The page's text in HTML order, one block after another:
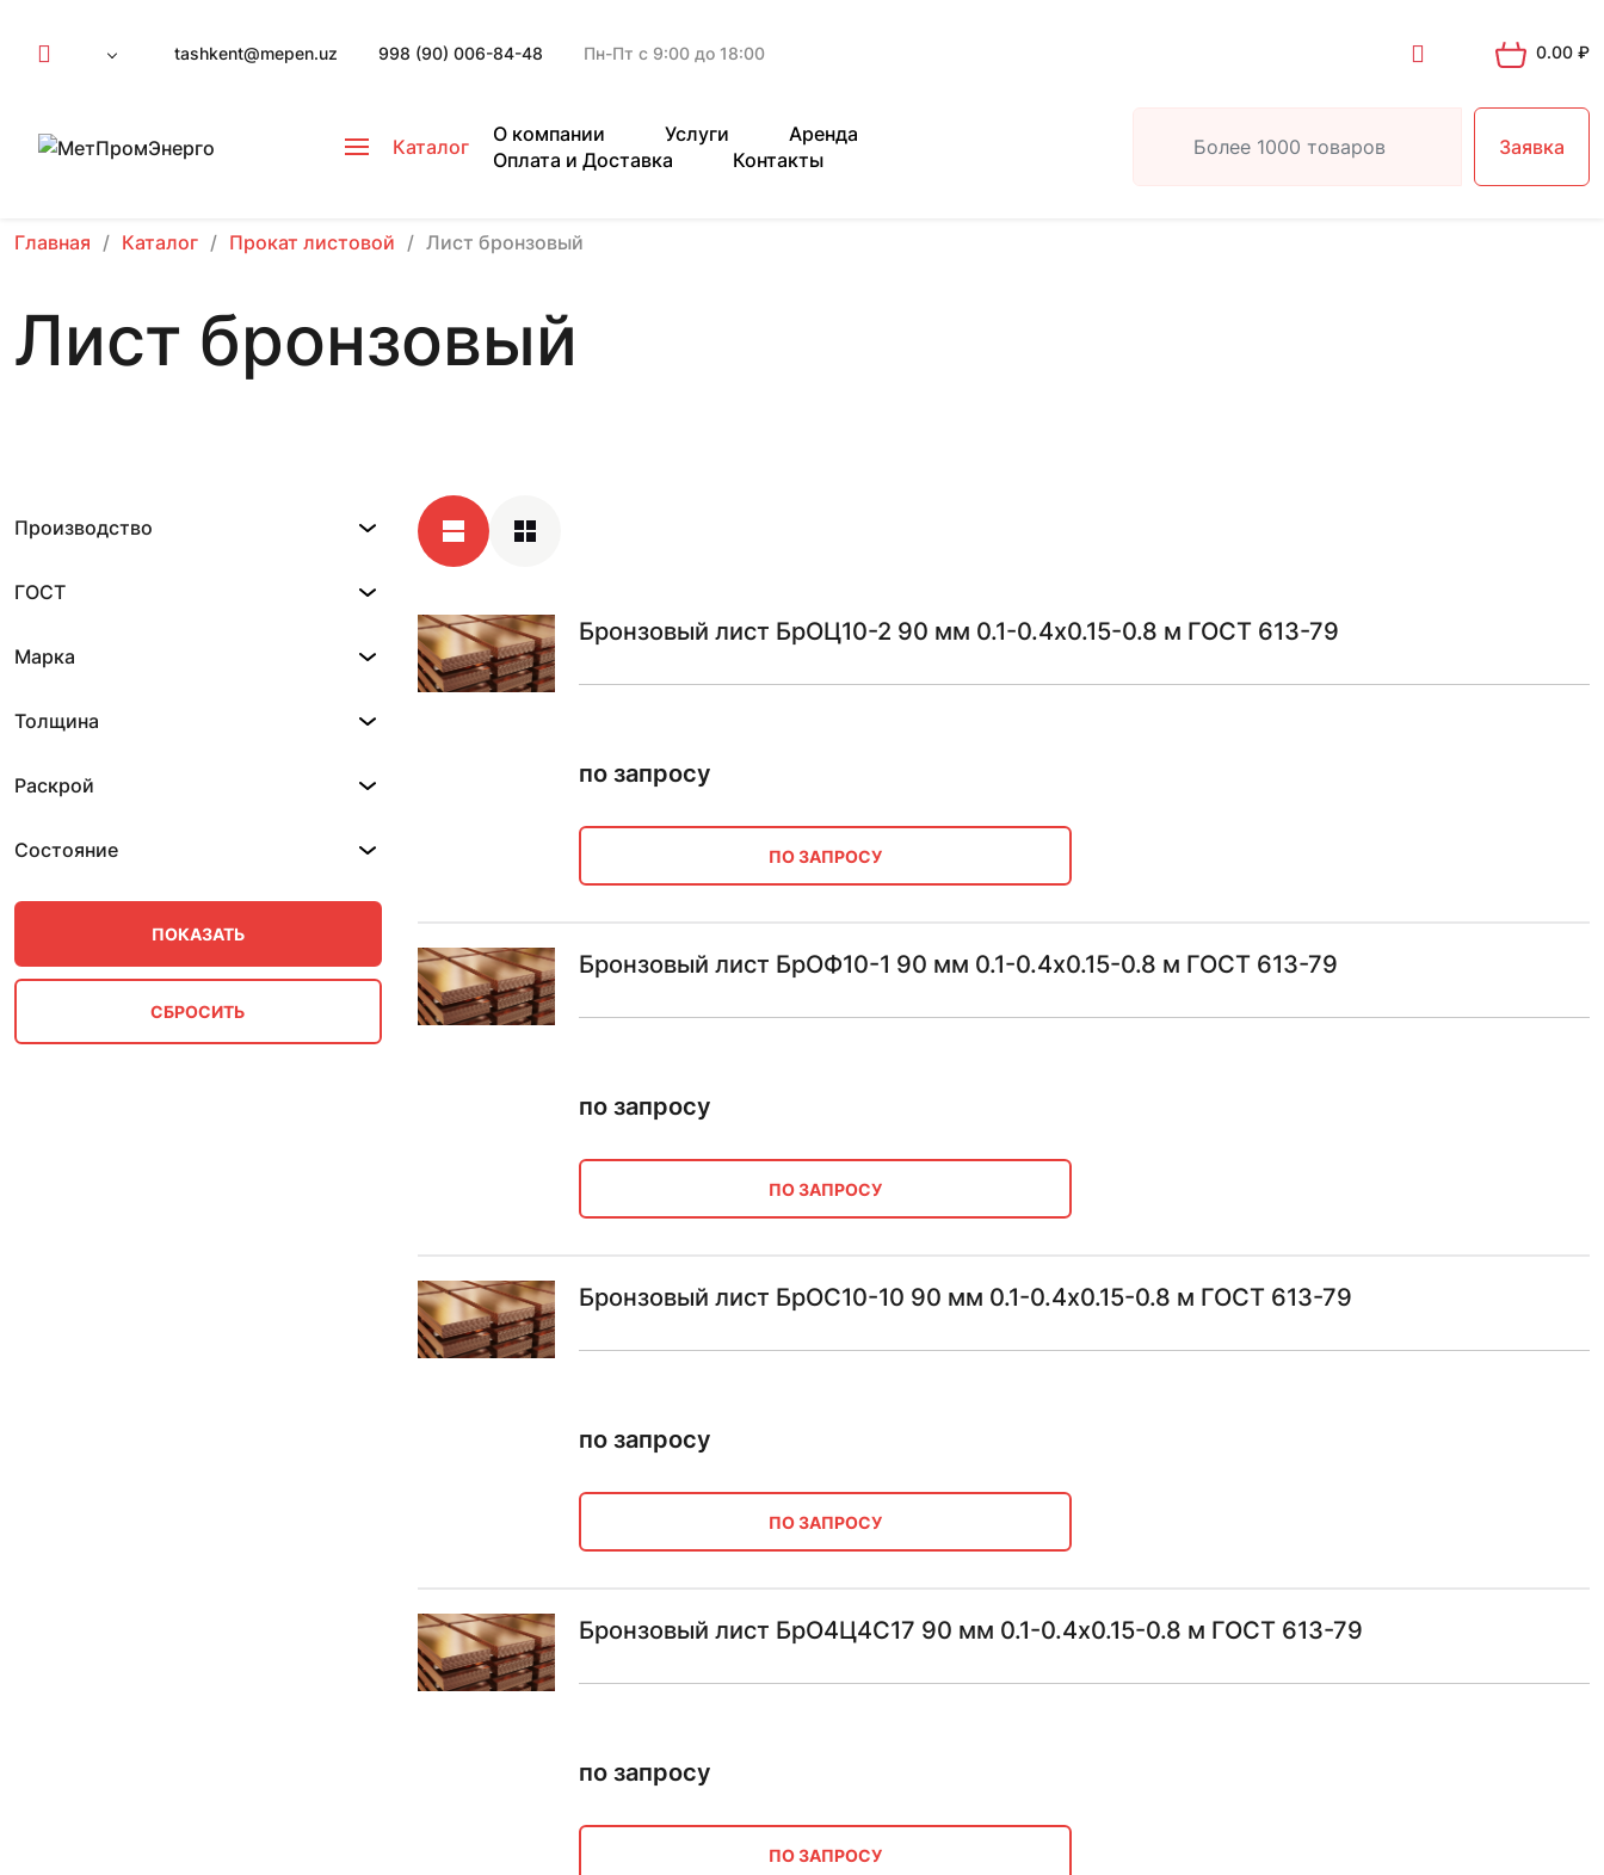
tashkent@mepen.uz 998 (90) 006-84-48 Пн-Пт с 9:00 до 18:00 0.00 ₽
Каталог
О компании Услуги
Аренда
Оплата и Доставка
Контакты
Заявка
Главная Каталог Прокат листовой Лист бронзовый
Лист бронзовый
Производство
ГОСТ
Марка
Толщина
Раскрой
Состояние
Бронзовый лист БрОЦ10-2 90 мм 0.1-0.4х0.15-0.8 м ГОСТ 613-79
по запросу
ПО ЗАПРОСУ
Бронзовый лист БрОФ10-1 90 мм 0.1-0.4х0.15-0.8 м ГОСТ 613-79
по запросу
ПО ЗАПРОСУ
Бронзовый лист БрОС10-10 90 мм 0.1-0.4х0.15-0.8 м ГОСТ 613-79
по запросу
ПО ЗАПРОСУ
Бронзовый лист БрО4Ц4С17 90 мм 0.1-0.4х0.15-0.8 м ГОСТ 613-79
по запросу
ПО ЗАПРОСУ